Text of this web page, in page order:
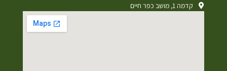
קדמה 1, מושב כפר חיים